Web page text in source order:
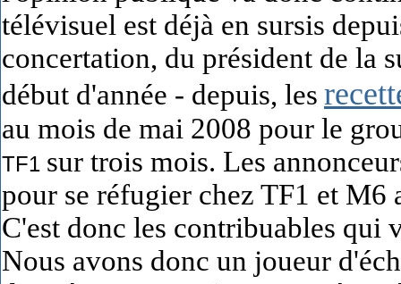
télévisuel est déjà en sursis
concertation, du président de la
début d'année - depuis, les
au mois de mai 2008 pour le
TF1 sur trois mois. Les
pour se réfugier chez TF1 et M6
C'est donc les contribuables qui
Nous avons donc un joueur